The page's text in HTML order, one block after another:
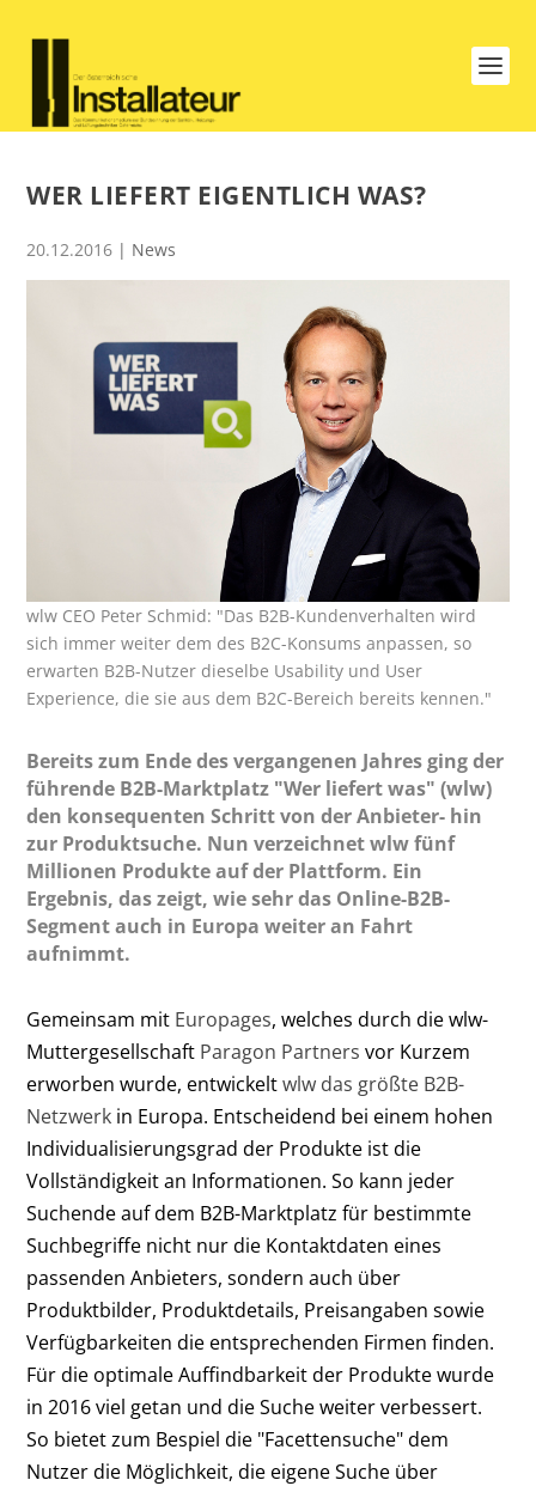
WER LIEFERT EIGENTLICH WAS?
20.12.2016 | News
wlw CEO Peter Schmid: "Das B2B-Kundenverhalten wird
sich immer weiter dem des B2C-Konsums anpassen, so
erwarten B2B-Nutzer dieselbe Usability und User
Experience, die sie aus dem B2C-Bereich bereits kennen."
Bereits zum Ende des vergangenen Jahres ging der
führende B2B-Marktplatz "Wer liefert was" (wlw)
den konsequenten Schritt von der Anbieter- hin
zur Produktsuche. Nun verzeichnet wlw fünf
Millionen Produkte auf der Plattform. Ein
Ergebnis, das zeigt, wie sehr das Online-B2B-
Segment auch in Europa weiter an Fahrt
aufnimmt.
Gemeinsam mit Europages, welches durch die wlw-
Muttergesellschaft Paragon Partners vor Kurzem
erworben wurde, entwickeltwlw das größte B2B-
Netzwerk in Europa. Entscheidend bei einem hohen
Individualisierungsgrad der Produkte ist die
Vollständigkeit an Informationen. So kann jeder
Suchende auf dem B2B-Marktplatz für bestimmte
Suchbegriffe nicht nur die Kontaktdaten eines
passenden Anbieters, sondern auch über
Produktbilder, Produktdetails, Preisangaben sowie
Verfügbarkeiten die entsprechenden Firmen finden.
Für die optimale Auffindbarkeit der Produkte wurde
in 2016 viel getan und die Suche weiter verbessert.
So bietet zum Bespiel die "Facettensuche" dem
Nutzer die Möglichkeit, die eigene Suche über